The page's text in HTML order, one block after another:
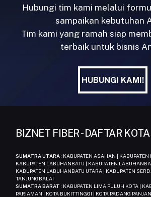
Hubungi tim kami melalui
sampaikan kebutuhan
Tim kami yang ramah siap
terbaik untuk bisnis
HUBUNGI KAMI!
BIZNET FIBER - DAFTAR KOTA
SUMATRA UTARA: KABUPATEN ASAHAN | KABUPATEN
KABUPATEN LABUHANBATU | KABUPATEN
KABUPATEN LABUHANBATU UTARA | KABUPATEN
TANJUNGBALAI
SUMATRA BARAT : KABUPATEN LIMA PULUH KOTA |
PARIAMAN | KOTA BUKITTINGGI | KOTA PADANG